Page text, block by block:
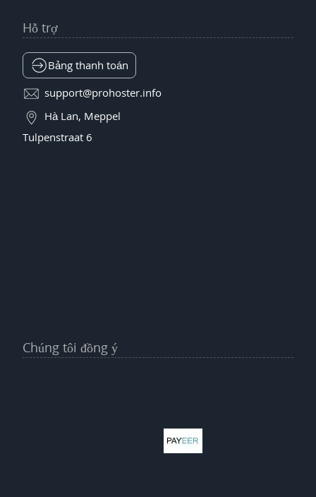
Hỗ trợ
Bảng thanh toán
support@prohoster.info
Hà Lan, Meppel
Tulpenstraat 6
Chúng tôi đồng ý